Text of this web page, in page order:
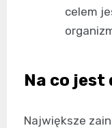
celem
Na co jest
Największe